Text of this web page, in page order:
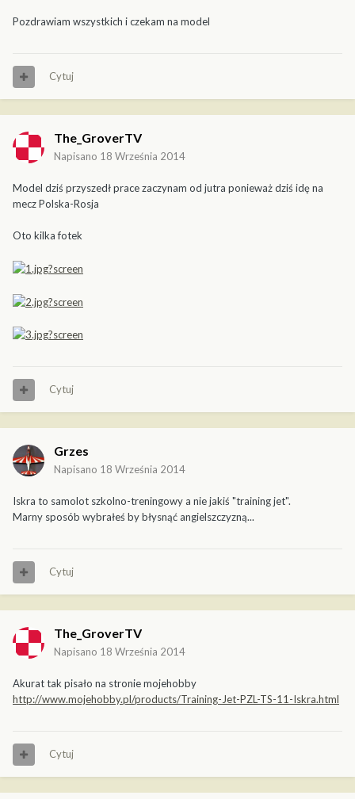
Pozdrawiam wszystkich i czekam na model
Cytuj
The_GroverTV
Napisano 18 Września 2014
Model dziś przyszedł prace zaczynam od jutra ponieważ dziś idę na
mecz Polska-Rosja
Oto kilka fotek
Cytuj
Grzes
Napisano 18 Września 2014
Iskra to samolot szkolno-treningowy a nie jakiś "training jet".
Marny sposób wybrałeś by błysnąć angielszczyzną...
Cytuj
The_GroverTV
Napisano 18 Września 2014
Akurat tak pisało na stronie mojehobby
http://www.mojehobby.pl/products/Training-Jet-PZL-TS-11-Iskra.html
Cytuj